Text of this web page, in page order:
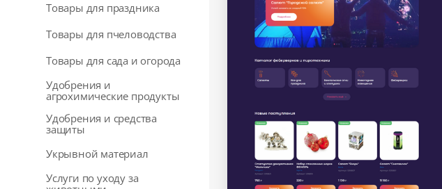
Товары для праздника
Товары для пчеловодства
Товары для сада и огорода
Удобрения и
агрохимические продукты
Удобрения и средства
защиты
Укрывной материал
Услуги по уходу за